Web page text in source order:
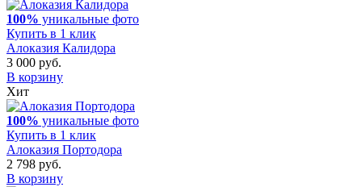
100% уникальные фото
Купить в 1 клик
Алоказия Калидора
3 000 руб.
В корзину
Хит
100% уникальные фото
Купить в 1 клик
Алоказия Портодора
2 798 руб.
В корзину